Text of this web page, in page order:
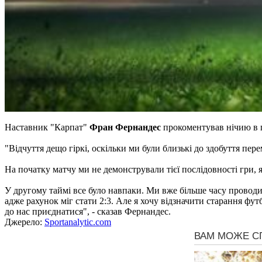
Наставник "Карпат" Фран Фернандес прокоментував нічию в
"Відчуття дещо гіркі, оскільки ми були близькі до здобуття
На початку матчу ми не демонстрували тієї послідовності
У другому таймі все було навпаки. Ми вже більше часу
адже рахунок міг стати 2:3. Але я хочу відзначити старання
до нас приєднатися", - сказав Фернандес.
Джерело: Sportanalytic.com